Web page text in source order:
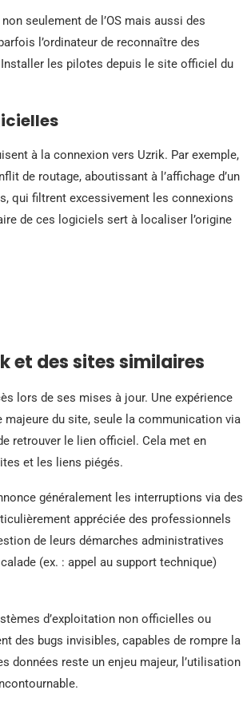
seulement de l’OS mais aussi des
l’ordinateur de reconnaître des
les pilotes depuis le site officiel du
à la connexion vers Uzrik. Par exemple,
de routage, aboutissant à l’affichage d’un
qui filtrent excessivement les connexions
de ces logiciels sert à localiser l’origine
et des sites similaires
lors de ses mises à jour. Une expérience
majeure du site, seule la communication via
retrouver le lien officiel. Cela met en
et les liens piégés.
généralement les interruptions via des
appréciée des professionnels
de leurs démarches administratives
(ex. : appel au support technique)
d’exploitation non officielles ou
des bugs invisibles, capables de rompre la
données reste un enjeu majeur, l’utilisation